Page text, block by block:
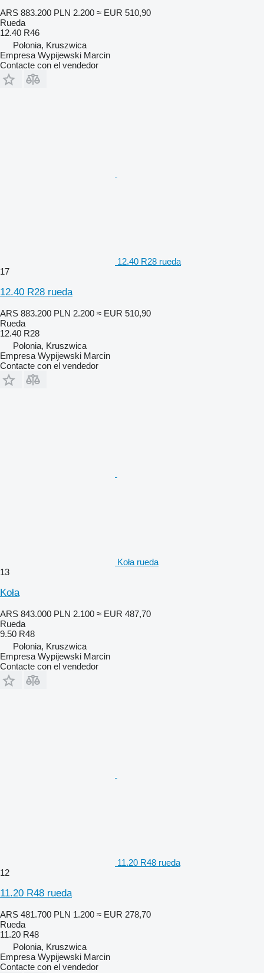
ARS 883.200 PLN 2.200 ≈ EUR 510,90
Rueda
12.40 R46
Polonia, Kruszwica
Empresa Wypijewski Marcin
Contacte con el vendedor
12.40 R28 rueda
17
12.40 R28 rueda
ARS 883.200 PLN 2.200 ≈ EUR 510,90
Rueda
12.40 R28
Polonia, Kruszwica
Empresa Wypijewski Marcin
Contacte con el vendedor
Koła rueda
13
Koła
ARS 843.000 PLN 2.100 ≈ EUR 487,70
Rueda
9.50 R48
Polonia, Kruszwica
Empresa Wypijewski Marcin
Contacte con el vendedor
11.20 R48 rueda
12
11.20 R48 rueda
ARS 481.700 PLN 1.200 ≈ EUR 278,70
Rueda
11.20 R48
Polonia, Kruszwica
Empresa Wypijewski Marcin
Contacte con el vendedor